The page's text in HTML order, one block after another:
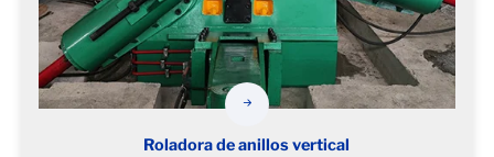
Roladora de anillos vertical